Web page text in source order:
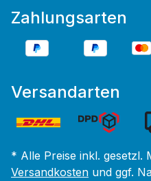
Zahlungsarten
Versandarten
* Alle Preise inkl. gesetzl.
Versandkosten und ggf.